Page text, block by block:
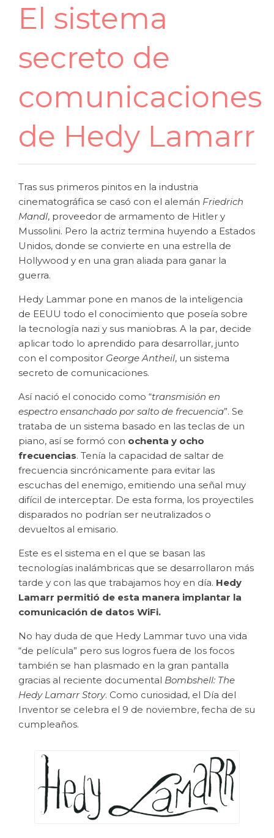
El sistema
secreto de
comunicaciones
de Hedy Lamarr
Tras sus primeros pinitos en la industria
cinematográfica se casó con el alemán Friedrich
Mandl, proveedor de armamento de Hitler y
Mussolini. Pero la actriz termina huyendo a Estados
Unidos, donde se convierte en una estrella de
Hollywood y en una gran aliada para ganar la
guerra.
Hedy Lammar pone en manos de la inteligencia
de EEUU todo el conocimiento que poseía sobre
la tecnología nazi y sus maniobras. A la par, decide
aplicar todo lo aprendido para desarrollar, junto
con el compositor George Antheil, un sistema
secreto de comunicaciones.
Así nació el conocido como “transmisión en
espectro ensanchado por salto de frecuencia”. Se
trataba de un sistema basado en las teclas de un
piano, así se formó con ochenta y ocho
frecuencias. Tenía la capacidad de saltar de
frecuencia sincrónicamente para evitar las
escuchas del enemigo, emitiendo una señal muy
difícil de interceptar. De esta forma, los proyectiles
disparados no podrían ser neutralizados o
devueltos al emisario.
Este es el sistema en el que se basan las
tecnologías inalámbricas que se desarrollaron más
tarde y con las que trabajamos hoy en día. Hedy
Lamarr permitió de esta manera implantar la
comunicación de datos WiFi.
No hay duda de que Hedy Lammar tuvo una vida
“de película” pero sus logros fuera de los focos
también se han plasmado en la gran pantalla
gracias al reciente documental Bombshell: The
Hedy Lamarr Story. Como curiosidad, el Día del
Inventor se celebra el 9 de noviembre, fecha de su
cumpleaños.